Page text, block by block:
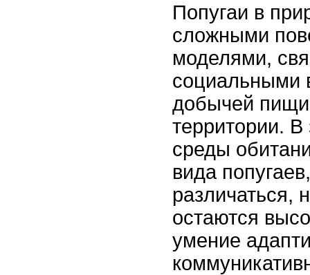
Попугаи в
сложными
моделями,
социальными
добычей
территории. В
среды
вида
различаться,
остаются
умение